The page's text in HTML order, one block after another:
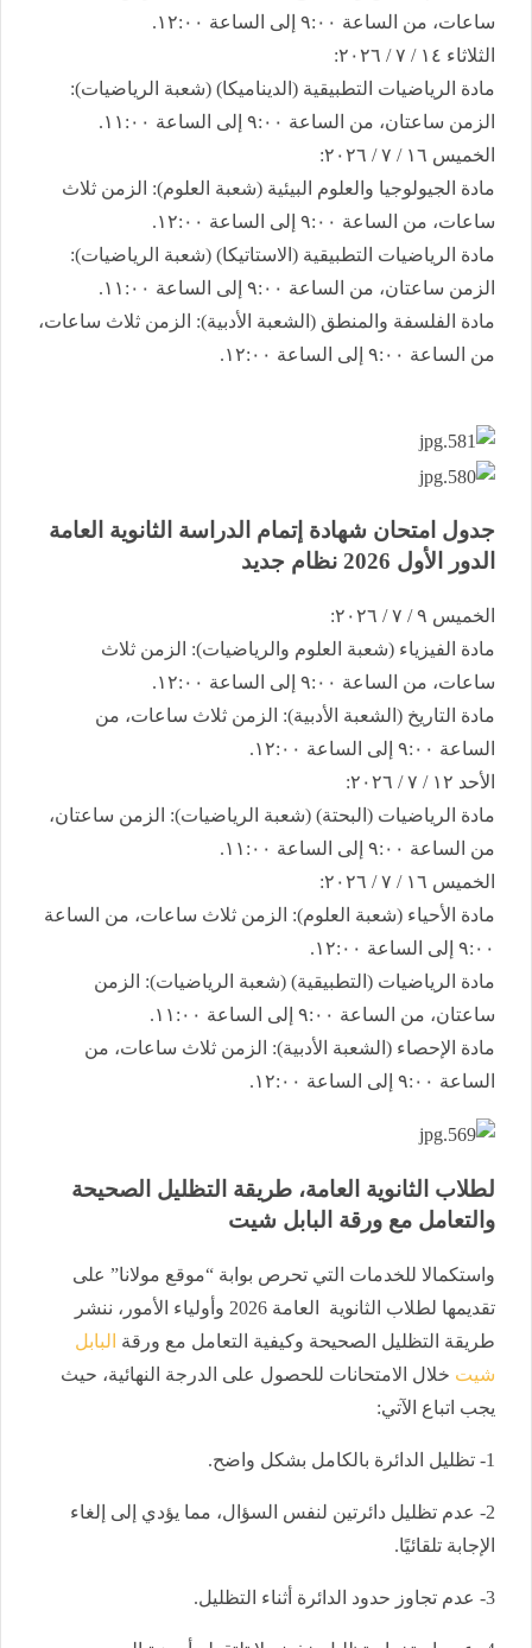
ساعات، من الساعة ٩:٠٠ إلى الساعة ١٢:٠٠.
​الثلاثاء ١٤ / ٧ / ٢٠٢٦:
​مادة الرياضيات التطبيقية (الديناميكا) (شعبة الرياضيات):
الزمن ساعتان، من الساعة ٩:٠٠ إلى الساعة ١١:٠٠.
​الخميس ١٦ / ٧ / ٢٠٢٦:
​مادة الجيولوجيا والعلوم البيئية (شعبة العلوم): الزمن ثلاث
ساعات، من الساعة ٩:٠٠ إلى الساعة ١٢:٠٠.
​مادة الرياضيات التطبيقية (الاستاتيكا) (شعبة الرياضيات):
الزمن ساعتان، من الساعة ٩:٠٠ إلى الساعة ١١:٠٠.
​مادة الفلسفة والمنطق (الشعبة الأدبية): الزمن ثلاث ساعات،
من الساعة ٩:٠٠ إلى الساعة ١٢:٠٠.
جدول امتحان شهادة إتمام الدراسة الثانوية العامة ​
الدور الأول 2026 نظام جديد
​​الخميس ٩ / ٧ / ٢٠٢٦:
​مادة الفيزياء (شعبة العلوم والرياضيات): الزمن ثلاث
ساعات، من الساعة ٩:٠٠ إلى الساعة ١٢:٠٠.
​مادة التاريخ (الشعبة الأدبية): الزمن ثلاث ساعات، من
الساعة ٩:٠٠ إلى الساعة ١٢:٠٠.
​الأحد ١٢ / ٧ / ٢٠٢٦:
​مادة الرياضيات (البحتة) (شعبة الرياضيات): الزمن ساعتان،
من الساعة ٩:٠٠ إلى الساعة ١١:٠٠.
​الخميس ١٦ / ٧ / ٢٠٢٦:
​مادة الأحياء (شعبة العلوم): الزمن ثلاث ساعات، من الساعة
٩:٠٠ إلى الساعة ١٢:٠٠.
​مادة الرياضيات (التطبيقية) (شعبة الرياضيات): الزمن
ساعتان، من الساعة ٩:٠٠ إلى الساعة ١١:٠٠.
​مادة الإحصاء (الشعبة الأدبية): الزمن ثلاث ساعات، من
الساعة ٩:٠٠ إلى الساعة ١٢:٠٠.
لطلاب الثانوية العامة، طريقة التظليل الصحيحة
والتعامل مع ورقة البابل شيت
واستكمالا للخدمات التي تحرص بوابة “موقع مولانا” على
تقديمها لطلاب الثانوية العامة 2026 وأولياء الأمور، ننشر
طريقة التظليل الصحيحة وكيفية التعامل مع ورقة البابل
شيت خلال الامتحانات للحصول على الدرجة النهائية، حيث
يجب اتباع الآتي:
1- تظليل الدائرة بالكامل بشكل واضح.
2- عدم تظليل دائرتين لنفس السؤال، مما يؤدي إلى إلغاء
الإجابة تلقائيًا.
3- عدم تجاوز حدود الدائرة أثناء التظليل.